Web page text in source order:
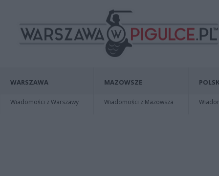
WARSZAWA
Wiadomości z Warszawy
MAZOWSZE
Wiadomości z Mazowsza